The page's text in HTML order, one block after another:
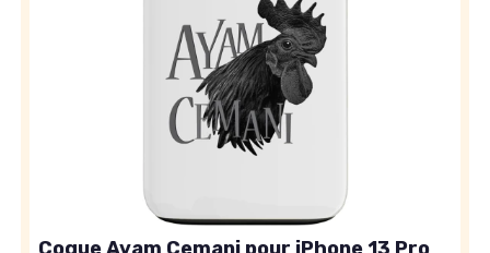
Coque Ayam Cemani pour iPhone 13 Pro